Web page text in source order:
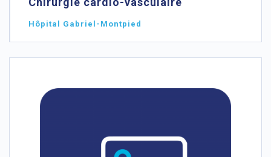
Hôpital Gabriel-Montpied